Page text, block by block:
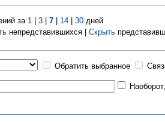
за 1 | 3| 7| 14| 30дней
непредставившихся | Скрыть
Обратить выбранное